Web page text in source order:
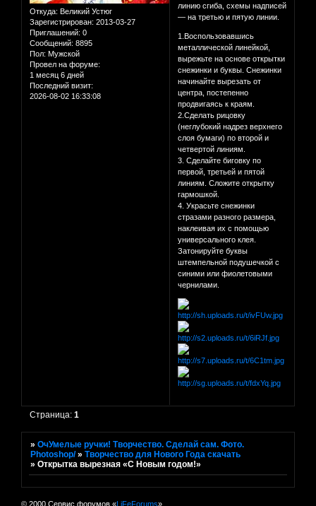
Откуда: Великий Устюг
Зарегистрирован: 2013-03-27
Приглашений: 0
Сообщений: 8895
Пол: Мужской
Провел на форуме:
1 месяц 6 дней
Последний визит:
2026-08-02 16:33:08
линию сгиба, схемы надписей
— на третью и пятую линии.
1.Воспользовавшись
металлической линейкой,
вырежьте на основе открытки
снежинки и буквы. Снежинки
начинайте вырезать от
центра, постепенно
продвигаясь к краям.
2.Сделать рицовку
(неглубокий надрез верхнего
слоя бумаги) по второй и
четвертой линиям.
3. Сделайте биговку по
первой, третьей и пятой
линиям. Сложите открытку
гармошкой.
4. Украсьте снежинки
стразами разного размера,
наклеивая их с помощью
универсального клея.
Затонируйте буквы
штемпельной подушечкой с
синими или фиолетовыми
чернилами.
Страница:1
»ОчУмелые ручки! Творчество. Сделай сам. Фото.
Photoshop/ »Творчество для Нового Года скачать
»Открытка вырезная «С Новым годом!»
© 2000 Сервис форумов «LiFeForums»